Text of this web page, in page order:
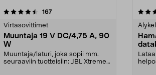
167arvostelut
Virtasovittimet
Muuntaja 19 V DC/4,75 A, 90
W
Muuntaja/laturi, joka sopii mm.
seuraaviin tuotteisiin: JBL Xtreme
5.0 viidestä